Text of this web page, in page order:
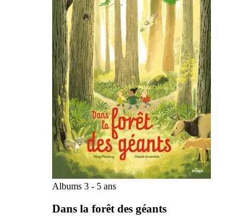
Albums 3 - 5 ans
Dans la forêt des géants